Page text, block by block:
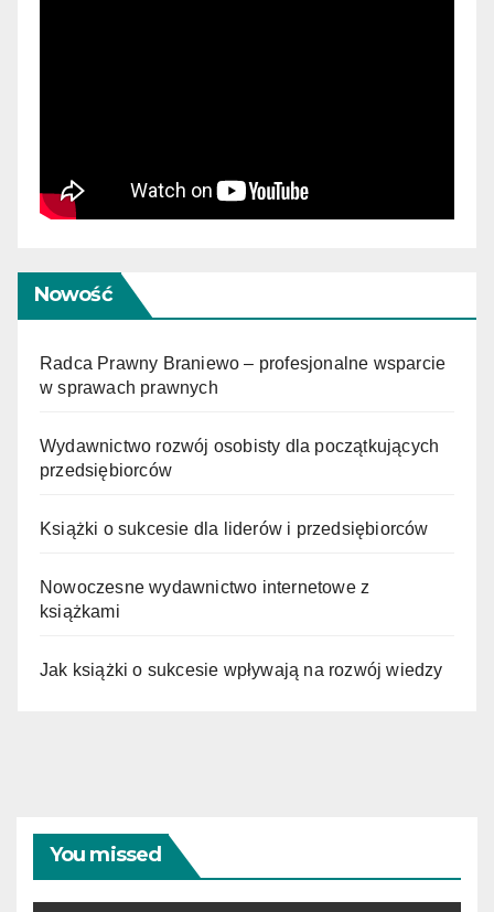
Nowość
Radca Prawny Braniewo – profesjonalne wsparcie
w sprawach prawnych
Wydawnictwo rozwój osobisty dla początkujących
przedsiębiorców
Książki o sukcesie dla liderów i przedsiębiorców
Nowoczesne wydawnictwo internetowe z
książkami
Jak książki o sukcesie wpływają na rozwój wiedzy
You missed